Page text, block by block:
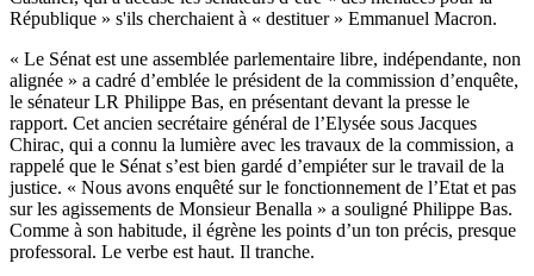
République » s'ils cherchaient à « destituer » Emmanuel Macron.
« Le Sénat est une assemblée parlementaire libre, indépendante, non
alignée » a cadré d’emblée le président de la commission d’enquête,
le sénateur LR Philippe Bas, en présentant devant la presse le
rapport. Cet ancien secrétaire général de l’Elysée sous Jacques
Chirac, qui a connu la lumière avec les travaux de la commission, a
rappelé que le Sénat s’est bien gardé d’empiéter sur le travail de la
justice. « Nous avons enquêté sur le fonctionnement de l’Etat et pas
sur les agissements de Monsieur Benalla » a souligné Philippe Bas.
Comme à son habitude, il égrène les points d’un ton précis, presque
professoral. Le verbe est haut. Il tranche.